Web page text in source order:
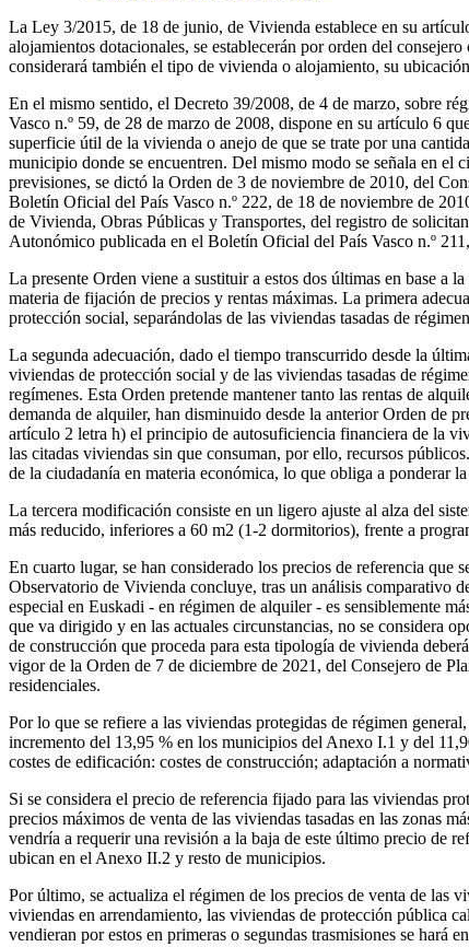
La Ley 3/2015, de 18 de junio, de Vivienda establece en su
alojamientos dotacionales, se establecerán por orden del
considerará también el tipo de vivienda o alojamiento, su
En el mismo sentido, el Decreto 39/2008, de 4 de marzo, sobre
Vasco n.º 59, de 28 de marzo de 2008, dispone en su artículo 6
superficie útil de la vivienda o anejo de que se trate por una
municipio donde se encuentren. Del mismo modo se señala en el
previsiones, se dictó la Orden de 3 de noviembre de 2010, del
Boletín Oficial del País Vasco n.º 222, de 18 de noviembre de
de Vivienda, Obras Públicas y Transportes, del registro de
Autonómico publicada en el Boletín Oficial del País Vasco n.º
La presente Orden viene a sustituir a estos dos últimas en base a
materia de fijación de precios y rentas máximas. La primera
protección social, separándolas de las viviendas tasadas de
La segunda adecuación, dado el tiempo transcurrido desde la
viviendas de protección social y de las viviendas tasadas de
regímenes. Esta Orden pretende mantener tanto las rentas de
demanda de alquiler, han disminuido desde la anterior Orden de
artículo 2 letra h) el principio de autosuficiencia financiera de la
las citadas viviendas sin que consuman, por ello, recursos
de la ciudadanía en materia económica, lo que obliga a ponderar
La tercera modificación consiste en un ligero ajuste al alza del
más reducido, inferiores a 60 m2 (1-2 dormitorios), frente a
En cuarto lugar, se han considerado los precios de referencia
Observatorio de Vivienda concluye, tras un análisis comparativo
especial en Euskadi - en régimen de alquiler - es sensiblemente
que va dirigido y en las actuales circunstancias, no se considera
de construcción que proceda para esta tipología de vivienda
vigor de la Orden de 7 de diciembre de 2021, del Consejero de
residenciales.
Por lo que se refiere a las viviendas protegidas de régimen
incremento del 13,95 % en los municipios del Anexo I.1 y del
costes de edificación: costes de construcción; adaptación a
Si se considera el precio de referencia fijado para las viviendas
precios máximos de venta de las viviendas tasadas en las zonas
vendría a requerir una revisión a la baja de este último precio de
ubican en el Anexo II.2 y resto de municipios.
Por último, se actualiza el régimen de los precios de venta de las
viviendas en arrendamiento, las viviendas de protección pública
vendieran por estos en primeras o segundas trasmisiones se hará